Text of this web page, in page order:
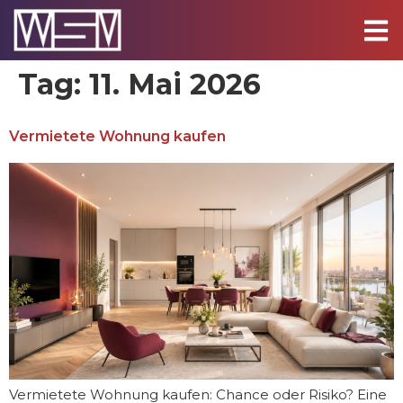
Tag: 11. Mai 2026
Vermietete Wohnung kaufen
Vermietete Wohnung kaufen: Chance oder Risiko? Eine